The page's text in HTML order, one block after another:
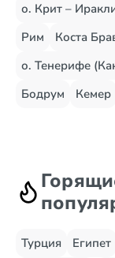
о. Крит –
Рим
Коста
о. Тенерифе
Бодрум
Кемер
Турция Египет